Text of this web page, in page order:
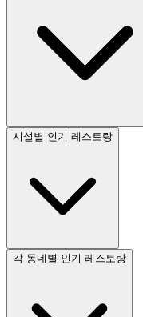
시설별 인기 레스토랑
각 동네별 인기 레스토랑